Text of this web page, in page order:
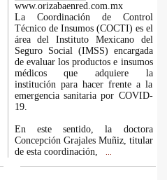
www.orizabaenred.com.mx
La Coordinación de Control
Técnico de Insumos (COCTI) es el
área del Instituto Mexicano del
Seguro Social (IMSS) encargada
de evaluar los productos e insumos
médicos que adquiere la
institución para hacer frente a la
emergencia sanitaria por COVID-
19.
En este sentido, la doctora
Concepción Grajales Muñiz, titular
de esta coordinación,